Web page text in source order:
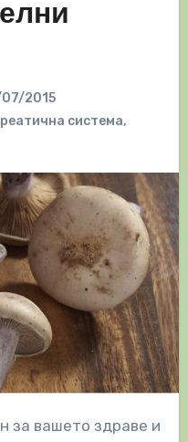
2015
система,
за вашето здраве и